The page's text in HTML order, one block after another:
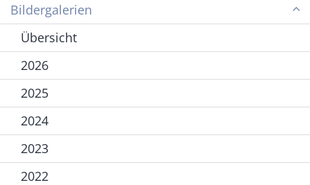
Bildergalerien
Übersicht
2026
2025
2024
2023
2022